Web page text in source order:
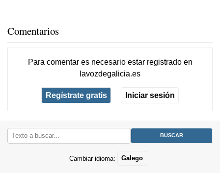
Comentarios
Para comentar es necesario estar registradoen
lavozdegalicia.es
Regístrate gratis Iniciar sesión
Cambiar idioma: Galego